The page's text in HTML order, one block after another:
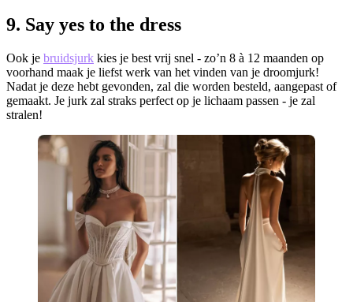
9. Say yes to the dress
Ook je bruidsjurk kies je best vrij snel - zo’n 8 à 12 maanden op
voorhand maak je liefst werk van het vinden van je droomjurk!
Nadat je deze hebt gevonden, zal die worden besteld, aangepast of
gemaakt. Je jurk zal straks perfect op je lichaam passen - je zal
stralen!